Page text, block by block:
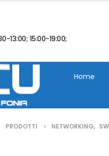
13:00; 15:00-19:00;
Home
PRODOTTI NETWORKING,
Account